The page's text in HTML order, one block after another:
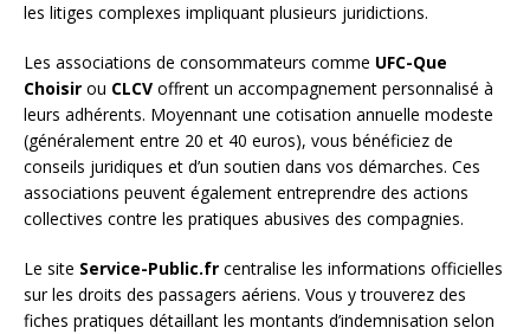
les litiges complexes impliquant plusieurs juridictions.
Les associations de consommateurs comme UFC-Que
Choisir ou CLCV offrent un accompagnement personnalisé à
leurs adhérents. Moyennant une cotisation annuelle modeste
(généralement entre 20 et 40 euros), vous bénéficiez de
conseils juridiques et d’un soutien dans vos démarches. Ces
associations peuvent également entreprendre des actions
collectives contre les pratiques abusives des compagnies.
Le site Service-Public.fr centralise les informations officielles
sur les droits des passagers aériens. Vous y trouverez des
fiches pratiques détaillant les montants d’indemnisation selon